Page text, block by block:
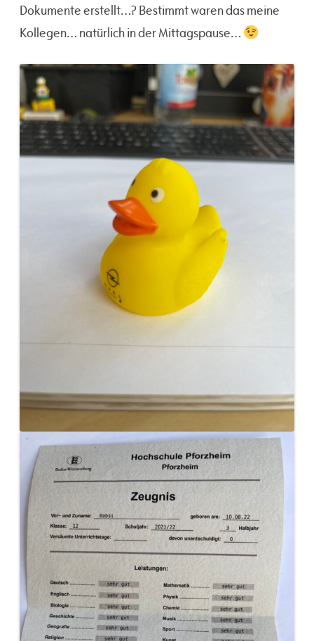
Dokumente erstellt…? Bestimmt waren das meine
Kollegen… natürlich in der Mittagspause…